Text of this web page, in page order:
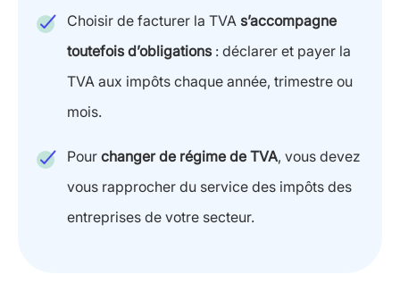
Choisir de facturer la TVA s’accompagne
toutefois d’obligations: déclarer et payer la
TVA aux impôts chaque année, trimestre ou
mois.
Pour changer de régime de TVA, vous devez
vous rapprocher du service des impôts des
entreprises de votre secteur.